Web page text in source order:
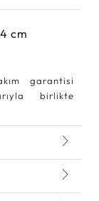
cm
garantisi
birlikte